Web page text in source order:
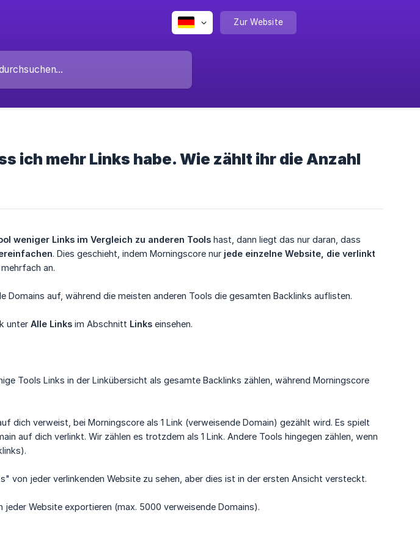
Zur Website
ich mehr Links habe. Wie zählt ihr die Anzahl
weniger Links im Vergleich zu anderen Tools hast, dann liegt das nur daran, dass
. Dies geschieht, indem Morningscore nur jede einzelne Website, die verlinkt
an.
Domains auf, während die meisten anderen Tools die gesamten Backlinks auflisten.
unter Alle Links im Abschnitt Links einsehen.
Tools Links in der Linkübersicht als gesamte Backlinks zählen, während Morningscore
dich verweist, bei Morningscore als 1 Link (verweisende Domain) gezählt wird. Es spielt
auf dich verlinkt. Wir zählen es trotzdem als 1 Link. Andere Tools hingegen zählen, wenn
von jeder verlinkenden Website zu sehen, aber dies ist in der ersten Ansicht versteckt.
jeder Website exportieren (max. 5000 verweisende Domains).